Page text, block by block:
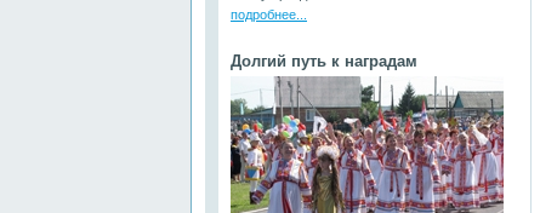
подробнее...
Долгий путь к наградам